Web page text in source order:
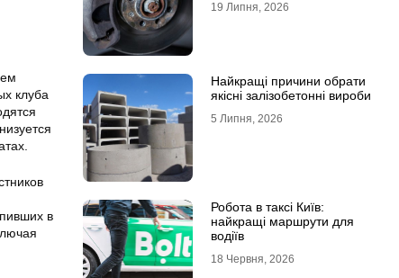
клуба
в
19 Липня, 2026
Найкращі причини обрати
якісні залізобетонні вироби
5 Липня, 2026
Робота в таксі Київ:
найкращі маршрути для
водіїв
18 Червня, 2026